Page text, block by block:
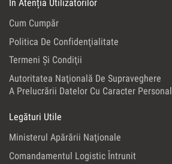
În Atenția Utilizatorilor
Cum Cumpăr
Politica De Confidenţialitate
Termeni Şi Condiţii
Autoritatea Naţională De Supraveghere
A Prelucrării Datelor Cu Caracter Personal
Legături Utile
Ministerul Apărării Naţionale
Comandamentul Logistic Întrunit